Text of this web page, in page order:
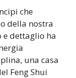
che
della nostra
e dettaglio ha
una casa
Feng Shui